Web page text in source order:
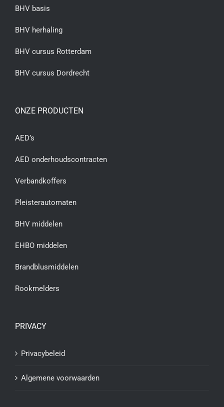
BHV basis
BHV herhaling
BHV cursus Rotterdam
BHV cursus Dordrecht
ONZE PRODUCTEN
AED’s
AED onderhoudscontracten
Verbandkoffers
Pleisterautomaten
BHV middelen
EHBO middelen
Brandblusmiddelen
Rookmelders
PRIVACY
Privacybeleid
Algemene voorwaarden